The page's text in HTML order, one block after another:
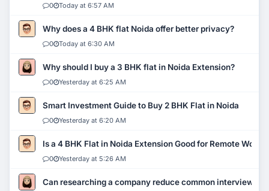
0 Today at 6:57 AM
Why does a 4 BHK flat Noida offer better privacy?
0 Today at 6:30 AM
Why should I buy a 3 BHK flat in Noida Extension?
0 Yesterday at 6:25 AM
Smart Investment Guide to Buy 2 BHK Flat in Noida
0 Yesterday at 6:20 AM
Is a 4 BHK Flat in Noida Extension Good for Remote Work?
0 Yesterday at 5:26 AM
Can researching a company reduce common interview